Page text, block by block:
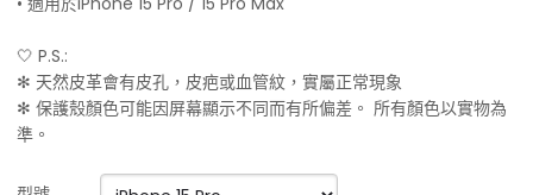
🤍 P.S.:
✻ 天然皮革會有皮孔，皮疤或血管紋，實屬正常現象
✻ 保護殼顏色可能因屏幕顯示不同而有所偏差。 所有顏色以實物為
準。